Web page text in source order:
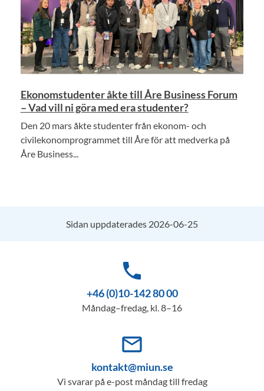
Ekonomstudenter åkte till Åre Business Forum
– Vad vill ni göra med era studenter?
Den 20 mars åkte studenter från ekonom- och
civilekonomprogrammet till Åre för att medverka på
Åre Business...
Sidan uppdaterades 2026-06-25
phone
+46 (0)10-142 80 00
Måndag–fredag, kl. 8–16
mail_outline
kontakt@miun.se
Vi svarar på e-post måndag till fredag